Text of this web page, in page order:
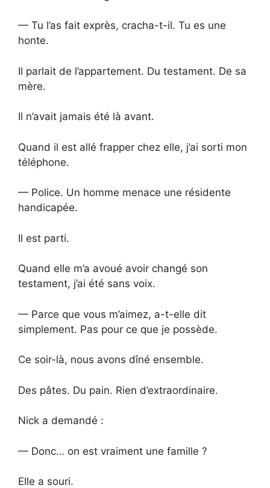
— Tu l’as fait exprès, cracha-t-il. Tu es une
honte.
Il parlait de l’appartement. Du testament. De sa
mère.
Il n’avait jamais été là avant.
Quand il est allé frapper chez elle, j’ai sorti mon
téléphone.
— Police. Un homme menace une résidente
handicapée.
Il est parti.
Quand elle m’a avoué avoir changé son
testament, j’ai été sans voix.
— Parce que vous m’aimez, a-t-elle dit
simplement. Pas pour ce que je possède.
Ce soir-là, nous avons dîné ensemble.
Des pâtes. Du pain. Rien d’extraordinaire.
Nick a demandé :
— Donc… on est vraiment une famille ?
Elle a souri.